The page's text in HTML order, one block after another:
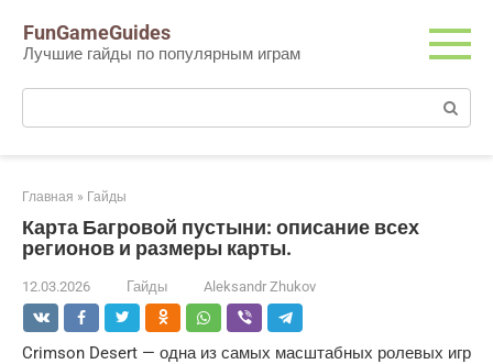
контенту
FunGameGuides
Лучшие гайды по популярным играм
Поиск:
Главная » Гайды
Карта Багровой пустыни: описание всех
регионов и размеры карты.
12.03.2026 Гайды Aleksandr Zhukov
Crimson Desert — одна из самых масштабных ролевых игр